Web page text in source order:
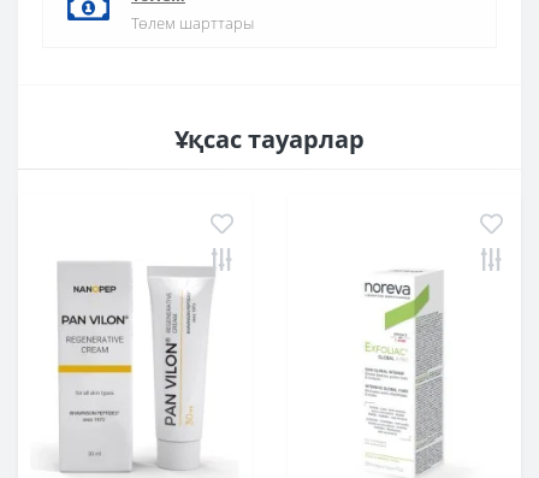
Төлем шарттары
Ұқсас тауарлар